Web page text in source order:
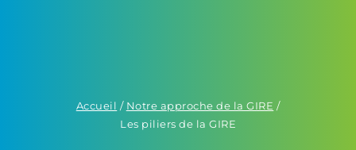
Accueil / Notre approche de la GIRE /
Les piliers de la GIRE